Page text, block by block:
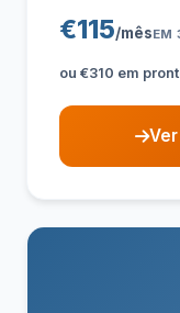
€115/mêsEM
ou €310 em